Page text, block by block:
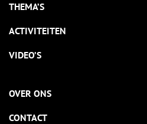
THEMA’S
ACTIVITEITEN
VIDEO’S
OVER ONS
CONTACT